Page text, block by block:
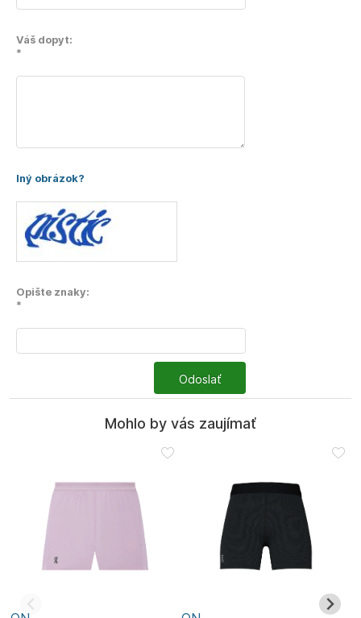
Váš dopyt:
*
Iný obrázok?
Opište znaky:
*
Odoslať
Mohlo by vás zaujímať